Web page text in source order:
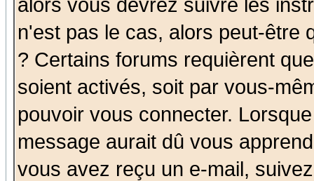
alors vous devrez suivre les
n'est pas le cas, alors peut-être
? Certains forums requièrent
soient activés, soit par vous-
pouvoir vous connecter.
message aurait dû vous
vous avez reçu un e-mail,